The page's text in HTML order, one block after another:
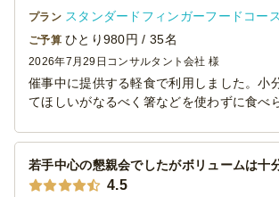
プラン スタンダードフィンガーフードコース
ご予算 ひとり980円 / 35名
2026年7月29日 コンサルタント会社 様
催事中に提供する軽食で利用しました。小
てほしいがなるべく箸などを使わずに食べ
らのフィンガーフードコースに決めました
お値段のわりに量が多くて見栄えもよく美
で、また利用するかもしれません。コスパ
若手中心の懇親会でしたがボリュームは十
4.5